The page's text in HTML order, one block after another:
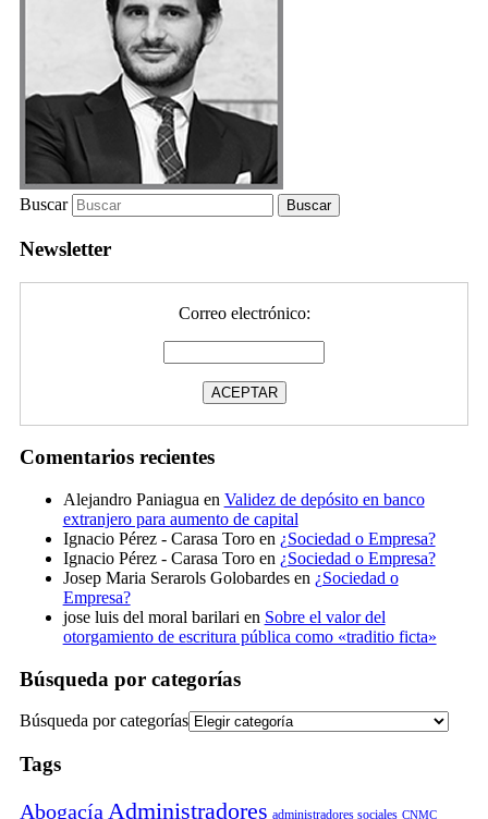
Buscar
Newsletter
Correo electrónico:
Comentarios recientes
Alejandro Paniagua en Validez de depósito en banco
extranjero para aumento de capital
Ignacio Pérez - Carasa Toroen ¿Sociedad o Empresa?
Ignacio Pérez - Carasa Toroen ¿Sociedad o Empresa?
Josep Maria Serarols Golobardesen ¿Sociedad o
Empresa?
jose luis del moral barilari en Sobre el valor del
otorgamiento de escritura pública como «traditio ficta»
Búsqueda por categorías
Búsqueda por categorías
Tags
Abogacía Administradores administradores sociales CNMC